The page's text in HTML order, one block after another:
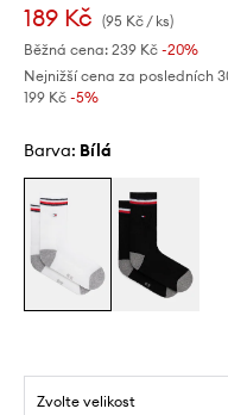
189 Kč (95 Kč / ks)
Běžná cena: 239 Kč -20%
Nejnižší cena za posledních
199 Kč -5%
Barva: bílá
Zvolte velikost